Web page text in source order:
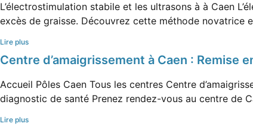
L’électrostimulation stabile et les ultrasons à à Caen
excès de graisse. Découvrez cette méthode novatrice
Lire plus
Centre d’amaigrissement à Caen : Remise
Accueil Pôles Caen Tous les centres Centre
diagnostic de santé Prenez rendez-vous au centre de
Lire plus